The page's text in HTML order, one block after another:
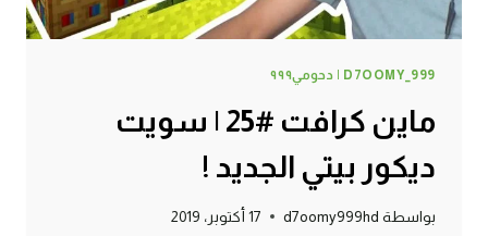
D7OOMY_999 | دحومي٩٩٩
ماين كرافت #25 | سويت
ديكور بيتي الجديد !
بواسطة d7oomy999hd 17 أكتوبر، 2019